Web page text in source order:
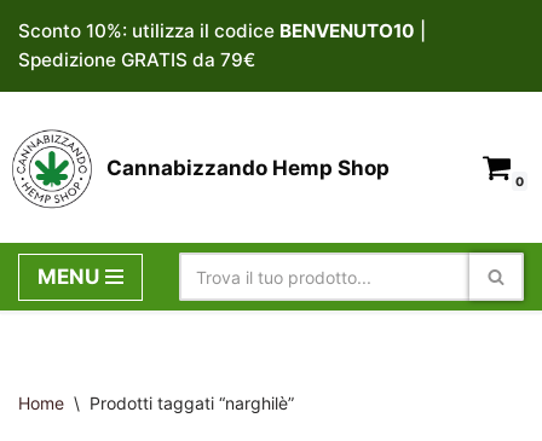
Vai
al
contenuto
Sconto 10%: utilizza il codice BENVENUTO10
Spedizione GRATIS da 79€
Cannabizzando Hemp Shop
0
MENU
Home \ Prodotti taggati “narghilè”